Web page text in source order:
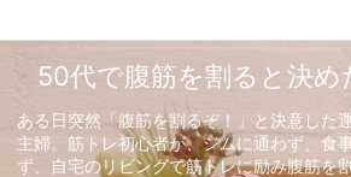
50代で腹筋を割ると決め
ある日突然「腹筋を割るぞ！」と決意した
主婦。筋トレ初心者が、ジムに通わず、食
ず、自宅のリビングで筋トレに励み腹筋を